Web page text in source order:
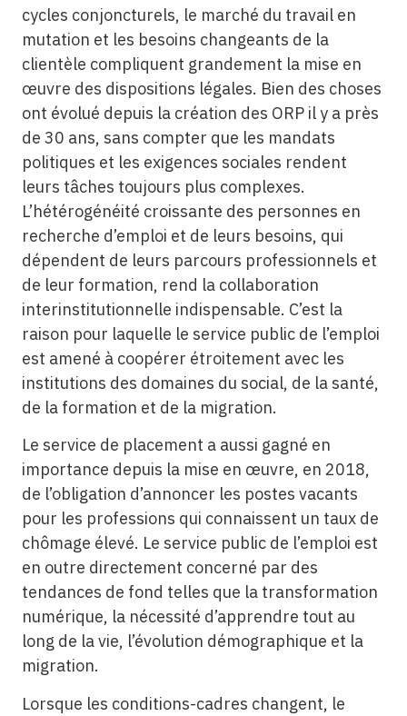
cycles conjoncturels, le marché du travail en
mutation et les besoins changeants de la
clientèle compliquent grandement la mise en
œuvre des dispositions légales. Bien des choses
ont évolué depuis la création des ORP il y a près
de 30 ans, sans compter que les mandats
politiques et les exigences sociales rendent
leurs tâches toujours plus complexes.
L’hétérogénéité croissante des personnes en
recherche d’emploi et de leurs besoins, qui
dépendent de leurs parcours professionnels et
de leur formation, rend la collaboration
interinstitutionnelle indispensable. C’est la
raison pour laquelle le service public de l’emploi
est amené à coopérer étroitement avec les
institutions des domaines du social, de la santé,
de la formation et de la migration.
Le service de placement a aussi gagné en
importance depuis la mise en œuvre, en 2018,
de l’obligation d’annoncer les postes vacants
pour les professions qui connaissent un taux de
chômage élevé. Le service public de l’emploi est
en outre directement concerné par des
tendances de fond telles que la transformation
numérique, la nécessité d’apprendre tout au
long de la vie, l’évolution démographique et la
migration.
Lorsque les conditions-cadres changent, le